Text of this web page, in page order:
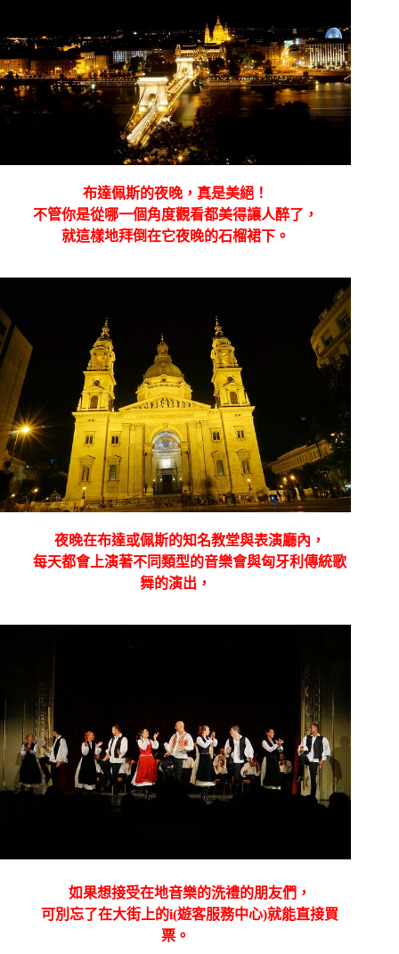
布達佩斯的夜晚，真是美絕！
不管你是從哪一個角度觀看都美得讓人醉了，
就這樣地拜倒在它夜晚的石榴裙下。
夜晚在布達或佩斯的知名教堂與表演廳內，
每天都會上演著不同類型的音樂會與匈牙利傳統歌
舞的演出，
如果想接受在地音樂的洗禮的朋友們，
可別忘了在大街上的i(遊客服務中心)就能直接買
票。